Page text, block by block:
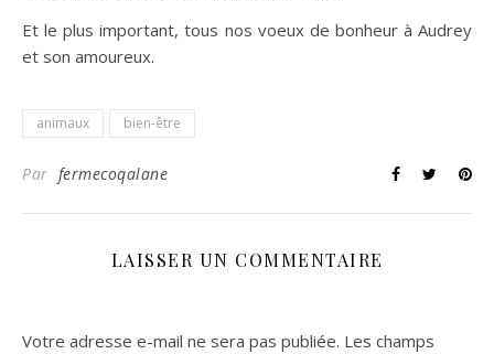
Et le plus important, tous nos voeux de bonheur à Audrey
et son amoureux.
animaux bien-être
Par fermecoqalane
LAISSER UN COMMENTAIRE
Votre adresse e-mail ne sera pas publiée. Les champs